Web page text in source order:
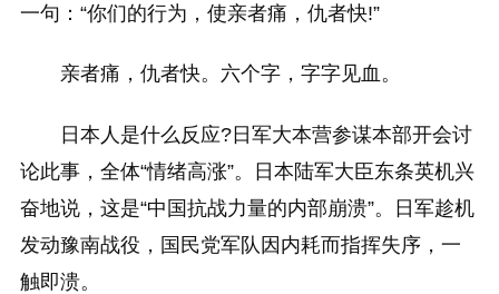
一句：“你们的行为，使亲者痛，仇者快!”
亲者痛，仇者快。六个字，字字见血。
日本人是什么反应?日军大本营参谋本部开会讨
论此事，全体“情绪高涨”。日本陆军大臣东条英机兴
奋地说，这是“中国抗战力量的内部崩溃”。日军趁机
发动豫南战役，国民党军队因内耗而指挥失序，一
触即溃。